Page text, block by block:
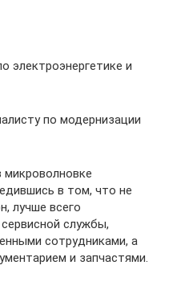
электроэнергетике и
по модернизации
микроволновке
в том, что не
лучше всего
службы,
сотрудниками, а
и запчастями.